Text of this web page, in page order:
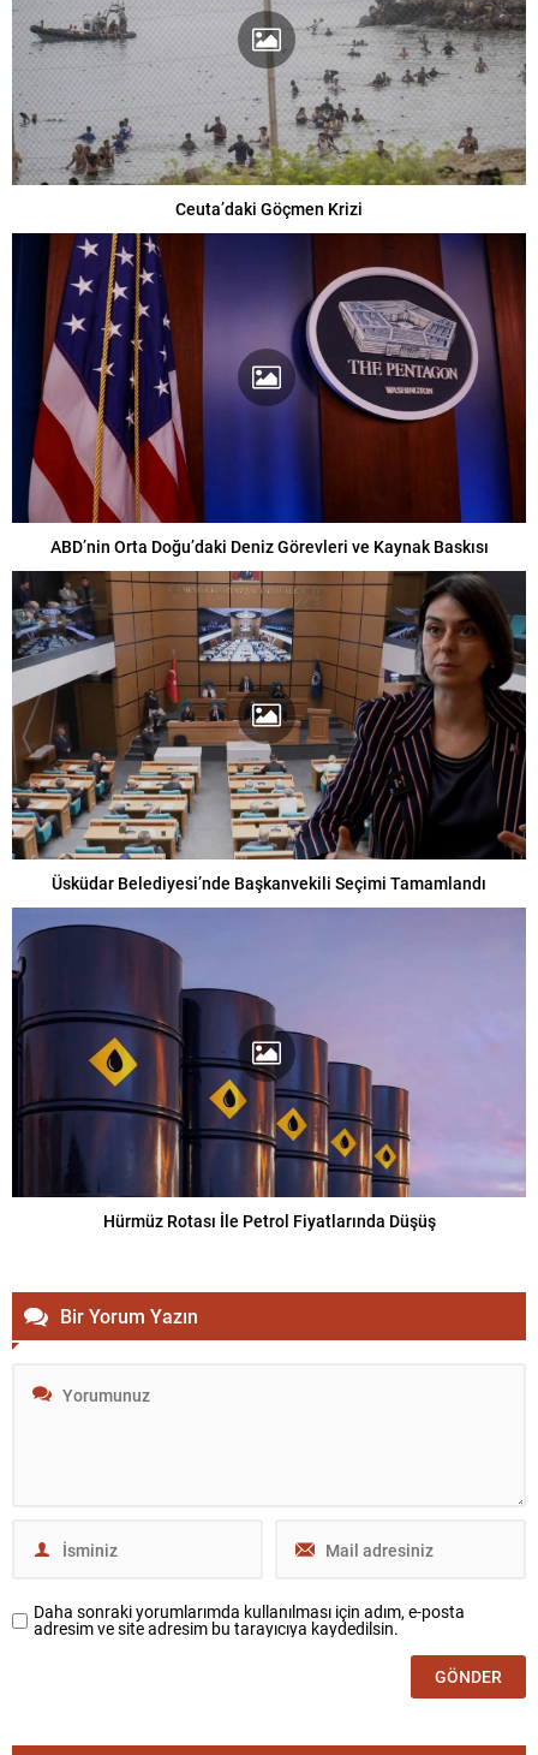
Ceuta’daki Göçmen Krizi
ABD’nin Orta Doğu’daki Deniz Görevleri ve Kaynak Baskısı
Üsküdar Belediyesi’nde Başkanvekili Seçimi Tamamlandı
Hürmüz Rotası İle Petrol Fiyatlarında Düşüş
Bir Yorum Yazın
Daha sonraki yorumlarımda kullanılması için adım, e-posta
adresim ve site adresim bu tarayıcıya kaydedilsin.